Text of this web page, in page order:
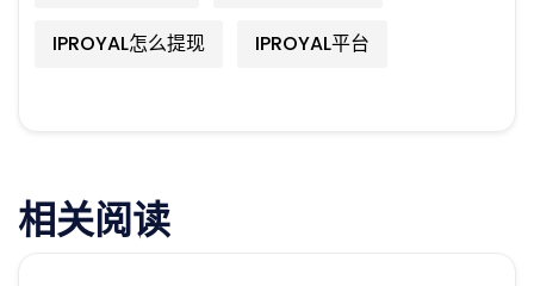
IPROYAL怎么提现 IPROYAL平台
相关阅读